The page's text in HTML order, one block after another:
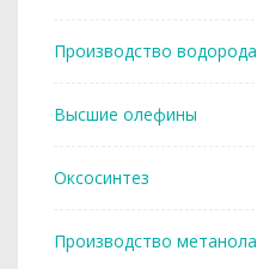
Производство водорода
Высшие олефины
Оксосинтез
Производство метанола